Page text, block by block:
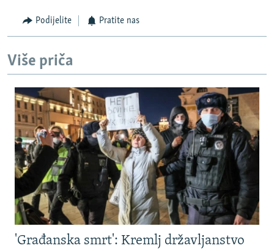
Podijelite Pratite nas
Više priča
'Građanska smrt': Kremlj državljanstvo